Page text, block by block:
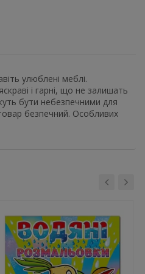
улюблені меблі.
і гарні, що не залишать
бути небезпечними для
безпечний. Особливих